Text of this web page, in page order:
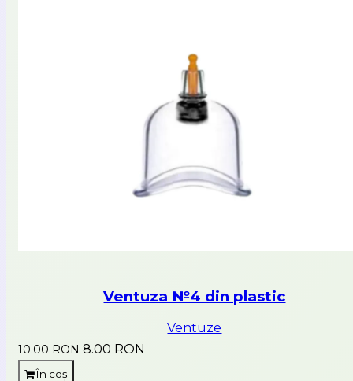
Ventuza №4 din plastic
Ventuze
10.00 RON 8.00 RON
În coș